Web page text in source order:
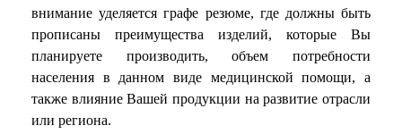
внимание уделяется графе резюме, где должны быть
прописаны преимущества изделий, которые Вы
планируете производить, объем потребности
населения в данном виде медицинской помощи, а
также влияние Вашей продукции на развитие отрасли
или региона.